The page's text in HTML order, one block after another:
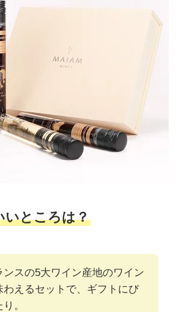
いところは？
ンスの5大ワイン産地のワイン
わえるセットで、ギフトにぴ
。